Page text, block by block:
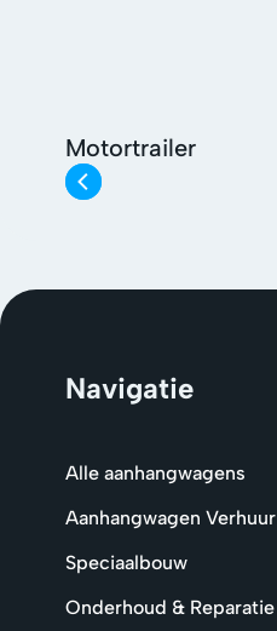
Motortrailer
Navigatie
Alle aanhangwagens
Aanhangwagen Verhuur
Speciaalbouw
Onderhoud & Reparatie